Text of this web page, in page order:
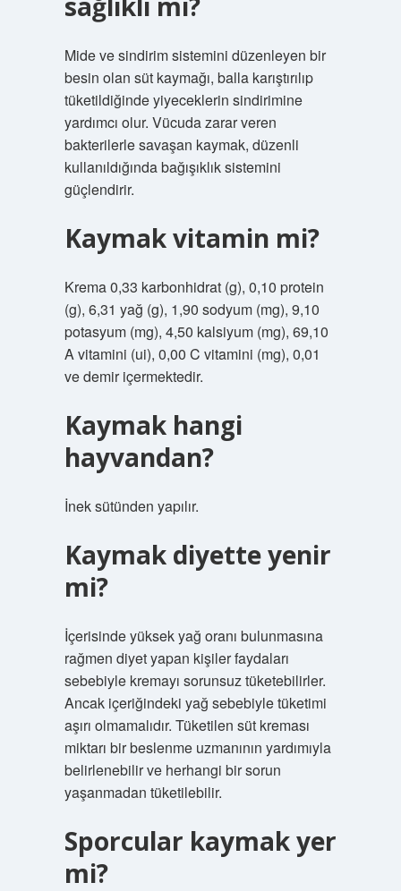
Mide ve sindirim sistemini düzenleyen bir
besin olan süt kaymağı, balla karıştırılıp
tüketildiğinde yiyeceklerin sindirimine
yardımcı olur. Vücuda zarar veren
bakterilerle savaşan kaymak, düzenli
kullanıldığında bağışıklık sistemini
güçlendirir.
Kaymak vitamin mi?
Krema 0,33 karbonhidrat (g), 0,10 protein
(g), 6,31 yağ (g), 1,90 sodyum (mg), 9,10
potasyum (mg), 4,50 kalsiyum (mg), 69,10
A vitamini (ui), 0,00 C vitamini (mg), 0,01
ve demir içermektedir.
Kaymak hangi
hayvandan?
İnek sütünden yapılır.
Kaymak diyette yenir
mi?
İçerisinde yüksek yağ oranı bulunmasına
rağmen diyet yapan kişiler faydaları
sebebiyle kremayı sorunsuz tüketebilirler.
Ancak içeriğindeki yağ sebebiyle tüketimi
aşırı olmamalıdır. Tüketilen süt kreması
miktarı bir beslenme uzmanının yardımıyla
belirlenebilir ve herhangi bir sorun
yaşanmadan tüketilebilir.
Sporcular kaymak yer
mi?